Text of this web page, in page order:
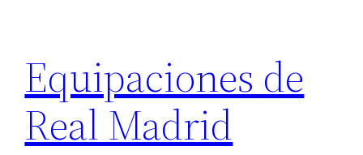
contenido
Equipaciones de
Real Madrid